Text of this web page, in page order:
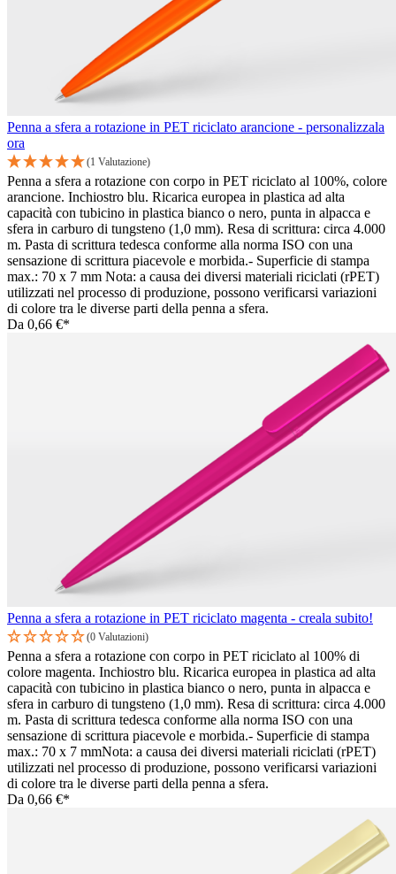
Penna a sfera a rotazione in PET riciclato arancione - personalizzala
ora
(1 Valutazione)
Penna a sfera a rotazione con corpo in PET riciclato al 100%, colore
arancione. Inchiostro blu. Ricarica europea in plastica ad alta
capacità con tubicino in plastica bianco o nero, punta in alpacca e
sfera in carburo di tungsteno (1,0 mm). Resa di scrittura: circa 4.000
m. Pasta di scrittura tedesca conforme alla norma ISO con una
sensazione di scrittura piacevole e morbida.- Superficie di stampa
max.: 70 x 7 mm Nota: a causa dei diversi materiali riciclati (rPET)
utilizzati nel processo di produzione, possono verificarsi variazioni
di colore tra le diverse parti della penna a sfera.
Da 0,66 €*
Penna a sfera a rotazione in PET riciclato magenta - creala subito!
(0 Valutazioni)
Penna a sfera a rotazione con corpo in PET riciclato al 100% di
colore magenta. Inchiostro blu. Ricarica europea in plastica ad alta
capacità con tubicino in plastica bianco o nero, punta in alpacca e
sfera in carburo di tungsteno (1,0 mm). Resa di scrittura: circa 4.000
m. Pasta di scrittura tedesca conforme alla norma ISO con una
sensazione di scrittura piacevole e morbida.- Superficie di stampa
max.: 70 x 7 mmNota: a causa dei diversi materiali riciclati (rPET)
utilizzati nel processo di produzione, possono verificarsi variazioni
di colore tra le diverse parti della penna a sfera.
Da 0,66 €*